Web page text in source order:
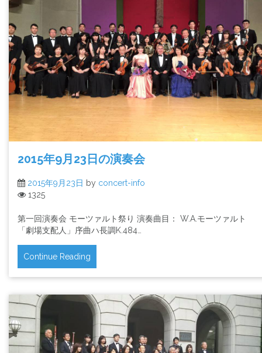
2015年9月23日の演奏会
2015年9月23日 by concert-info
1325
第一回演奏会 モーツァルト祭り 演奏曲目： W.A.モーツァルト
「劇場支配人」序曲ハ長調K.484…
Continue Reading